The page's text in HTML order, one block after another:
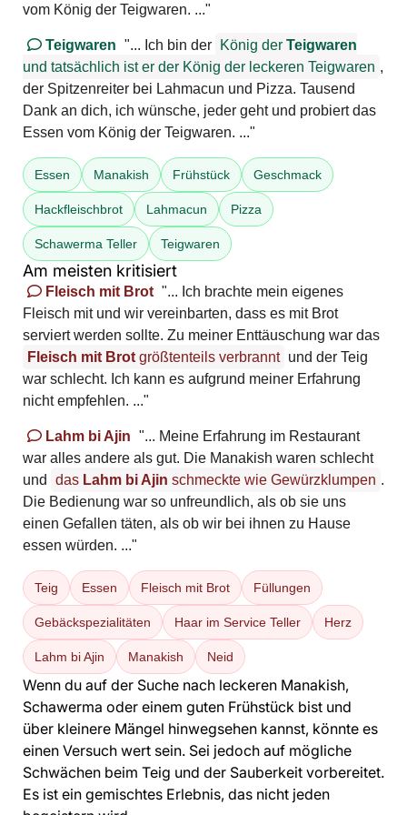
vom König der Teigwaren. ..."
Teigwaren "... Ich bin der König der Teigwaren
und tatsächlich ist er der König der leckeren Teigwaren ,
der Spitzenreiter bei Lahmacun und Pizza. Tausend
Dank an dich, ich wünsche, jeder geht und probiert das
Essen vom König der Teigwaren. ..."
Essen Manakish Frühstück Geschmack
Hackfleischbrot Lahmacun Pizza
Schawerma Teller Teigwaren
Am meisten kritisiert
Fleisch mit Brot "... Ich brachte mein eigenes
Fleisch mit und wir vereinbarten, dass es mit Brot
serviert werden sollte. Zu meiner Enttäuschung war das
Fleisch mit Brot größtenteils verbrannt und der Teig
war schlecht. Ich kann es aufgrund meiner Erfahrung
nicht empfehlen. ..."
Lahm bi Ajin "... Meine Erfahrung im Restaurant
war alles andere als gut. Die Manakish waren schlecht
und
das Lahm bi Ajin schmeckte wie Gewürzklumpen .
Die Bedienung war so unfreundlich, als ob sie uns
einen Gefallen täten, als ob wir bei ihnen zu Hause
essen würden. ..."
Teig Essen Fleisch mit Brot Füllungen
Gebäckspezialitäten Haar im Service Teller Herz
Lahm bi Ajin Manakish Neid
Wenn du auf der Suche nach leckeren Manakish,
Schawerma oder einem guten Frühstück bist und
über kleinere Mängel hinwegsehen kannst, könnte es
einen Versuch wert sein. Sei jedoch auf mögliche
Schwächen beim Teig und der Sauberkeit vorbereitet.
Es ist ein gemischtes Erlebnis, das nicht jeden